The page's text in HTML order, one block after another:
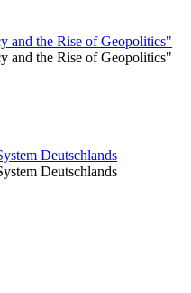
and the Rise of Geopolitics"
and the Rise of Geopolitics"
Deutschlands
Deutschlands